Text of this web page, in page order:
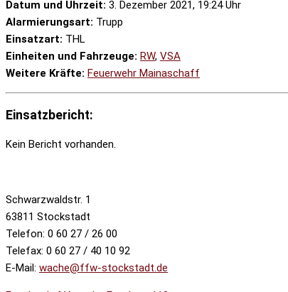
Datum und Uhrzeit: 3. Dezember 2021, 19:24 Uhr
Alarmierungsart: Trupp
Einsatzart: THL
Einheiten und Fahrzeuge: RW, VSA
Weitere Kräfte: Feuerwehr Mainaschaff
Einsatzbericht:
Kein Bericht vorhanden.
Schwarzwaldstr. 1
63811 Stockstadt
Telefon: 0 60 27 / 26 00
Telefax: 0 60 27 / 40 10 92
E-Mail: wache@ffw-stockstadt.de